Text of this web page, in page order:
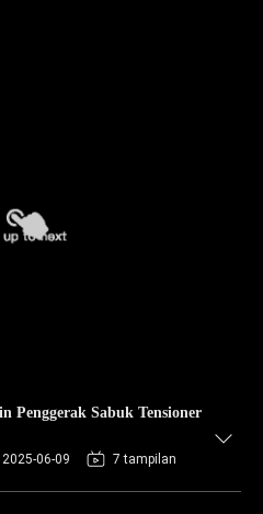
Penggerak Sabuk Tensioner
2025-06-09 7 tampilan